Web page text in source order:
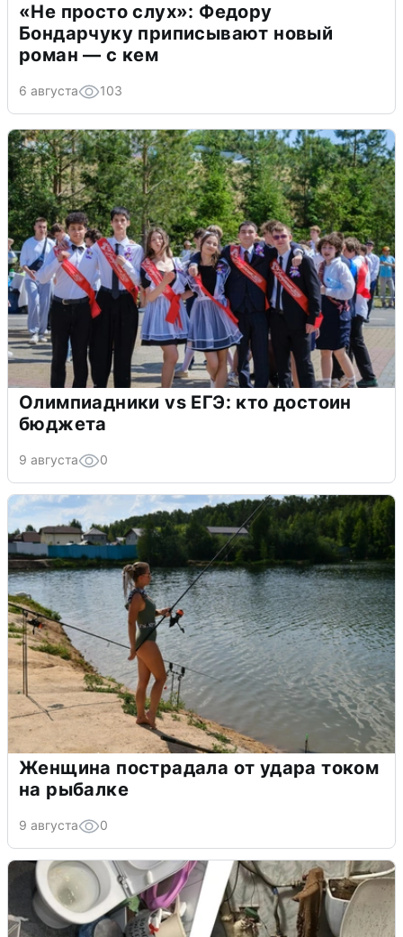
«Не просто слух»: Федору
Бондарчуку приписывают новый
роман — с кем
6 августа 103
Олимпиадники vs ЕГЭ: кто достоин
бюджета
9 августа 0
Женщина пострадала от удара током
на рыбалке
9 августа 0